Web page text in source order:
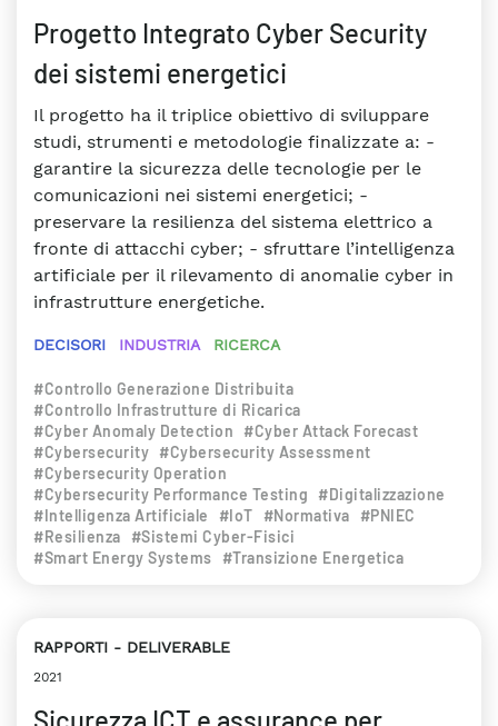
Progetto Integrato Cyber Security
dei sistemi energetici
Il progetto ha il triplice obiettivo di sviluppare
studi, strumenti e metodologie finalizzate a: -
garantire la sicurezza delle tecnologie per le
comunicazioni nei sistemi energetici; -
preservare la resilienza del sistema elettrico a
fronte di attacchi cyber; - sfruttare l’intelligenza
artificiale per il rilevamento di anomalie cyber in
infrastrutture energetiche.
DECISORI INDUSTRIA RICERCA
#Controllo Generazione Distribuita
#Controllo Infrastrutture di Ricarica
#Cyber Anomaly Detection
#Cyber Attack Forecast
#Cybersecurity #Cybersecurity Assessment
#Cybersecurity Operation
#Cybersecurity Performance Testing
#Digitalizzazione
#Intelligenza Artificiale
#IoT #Normativa
#PNIEC
#Resilienza
#Sistemi Cyber-Fisici
#Smart Energy Systems
#Transizione Energetica
RAPPORTI DELIVERABLE
2021
Sicurezza ICT e assurance per